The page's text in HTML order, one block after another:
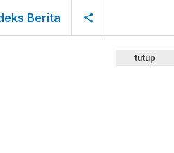
Berita
tutup